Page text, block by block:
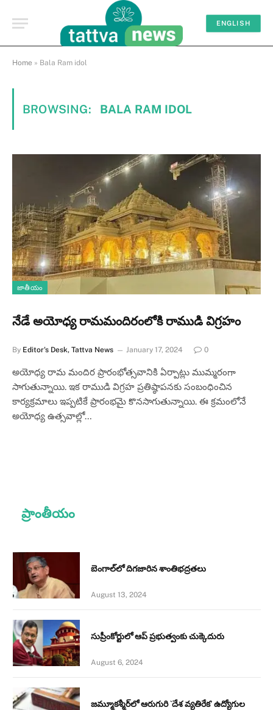
ENGLISH
Home » Bala Ram idol
BROWSING: BALA RAM IDOL
జాతీయం
నేడే అయోధ్య రామమందిరంలోకి రాముడి విగ్రహం
By Editor's Desk, Tattva News January 17, 2024 0
అయోధ్య రామ మందిర ప్రారంభోత్సవానికి ఏర్పాట్లు ముమ్మరంగా
సాగుతున్నాయి. ఇక రాముడి విగ్రహ ప్రతిష్ఠాపనకు సంబంధించిన
కార్యక్రమాలు ఇప్పటికే ప్రారంభమై కొనసాగుతున్నాయి. ఈ క్రమంలోనే
అయోధ్య ఉత్సవాల్లో…
ప్రాంతీయం
బెంగాల్‌లో దిగజారిన శాంతిభద్రతలు
August 13, 2024
సుప్రీంకోర్టులో ఆప్ ప్రభుత్వంకు చుక్కెదురు
August 6, 2024
జమ్మూకశ్మీర్‌లో ఆరుగురి `దేశ వ్యతిరేక’ ఉద్యోగుల